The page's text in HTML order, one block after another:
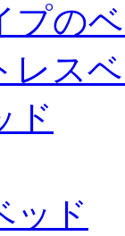
プの
レス
ド
ッド